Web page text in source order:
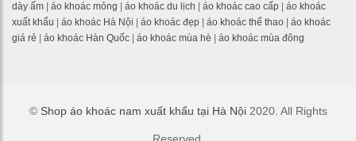
dày ấm
áo khoác mỏng áo khoác du lịch áo khoác cao cấp
áo khoác
xuất khẩu
áo khoác Hà Nội áo khoác đẹp áo khoác thể thao
áo khoác
giá rẻ
áo khoác Hàn Quốc áo khoác mùa hè áo khoác mùa đông
© Shop áo khoác nam xuất khẩu tại Hà Nội2020. All Rights